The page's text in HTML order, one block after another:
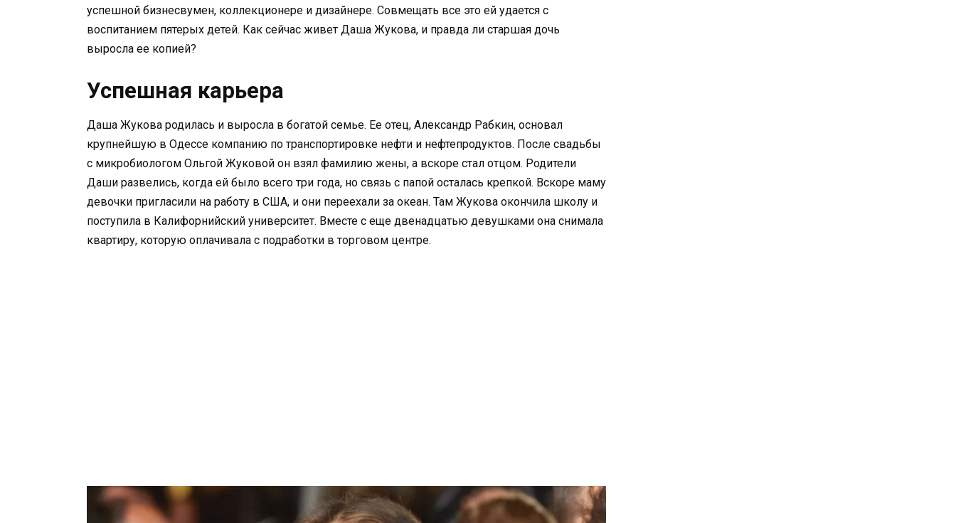
успешной бизнесвумен, коллекционере и дизайнере. Совмещать все это ей удается с
воспитанием пятерых детей. Как сейчас живет Даша Жукова, и правда ли старшая дочь
выросла ее копией?
Успешная карьера
Даша Жукова родилась и выросла в богатой семье. Ее отец, Александр Рабкин, основал
крупнейшую в Одессе компанию по транспортировке нефти и нефтепродуктов. После свадьбы
с микробиологом Ольгой Жуковой он взял фамилию жены, а вскоре стал отцом. Родители
Даши развелись, когда ей было всего три года, но связь с папой осталась крепкой. Вскоре маму
девочки пригласили на работу в США, и они переехали за океан. Там Жукова окончила школу и
поступила в Калифорнийский университет. Вместе с еще двенадцатью девушками она снимала
квартиру, которую оплачивала с подработки в торговом центре.